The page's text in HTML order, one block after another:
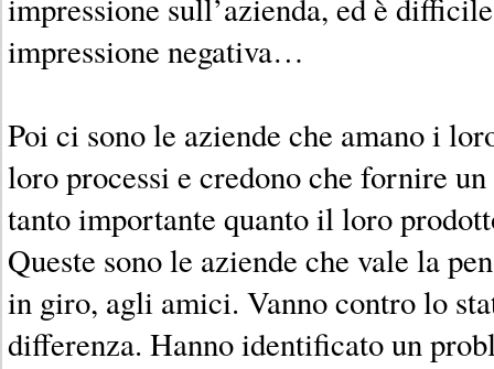
impressione sull’azienda, ed è
impressione negativa…
Poi ci sono le aziende che amano i
loro processi e credono che fornire
tanto importante quanto il loro
Queste sono le aziende che vale la
in giro, agli amici. Vanno contro lo
differenza. Hanno identificato un